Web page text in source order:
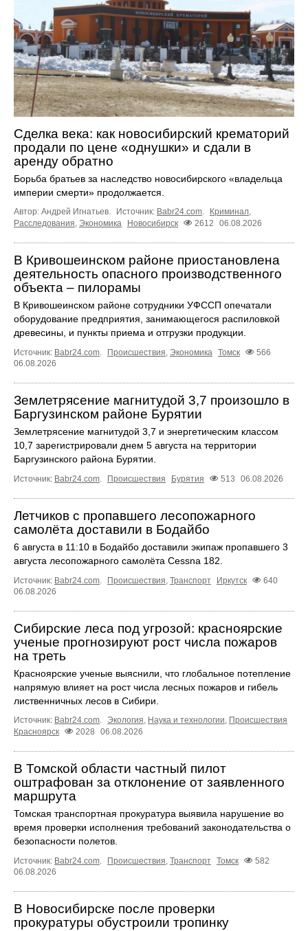
Сделка века: как новосибирский крематорий
продали по цене «однушки» и сдали в
аренду обратно
Борьба братьев за наследство новосибирского «владельца
империи смерти» продолжается.
Автор: Андрей Игнатьев. Источник: Babr24.com Криминал
Расследования Экономика Новосибирск 2612 06.08.2026
В Кривошеинском районе приостановлена
деятельность опасного производственного
объекта – пилорамы
В Кривошеинском районе сотрудники УФССП опечатали
оборудование предприятия, занимающегося распиловкой
древесины, и пункты приема и отгрузки продукции.
Источник: Babr24.com Происшествия Экономика Томск
566
06.08.2026
Землетрясение магнитудой 3,7 произошло в
Баргузинском районе Бурятии
Землетрясение магнитудой 3,7 и энергетическим классом
10,7 зарегистрировали днем 5 августа на территории
Баргузинского района Бурятии.
Источник: Babr24.com. Происшествия Бурятия 513 06.08.2026
Летчиков с пропавшего лесопожарного
самолёта доставили в Бодайбо
6 августа в 11:10 в Бодайбо доставили экипаж пропавшего 3
августа лесопожарного самолёта Cessna 182.
Источник: Babr24.com. Происшествия, Транспорт Иркутск
640
06.08.2026
Сибирские леса под угрозой: красноярские
ученые прогнозируют рост числа пожаров
на треть
Красноярские ученые выяснили, что глобальное потепление
напрямую влияет на рост числа лесных пожаров и гибель
лиственничных лесов в Сибири.
Источник: Babr24.com. Экология, Наука и технологии, Происшествия
Красноярск
2028 06.08.2026
В Томской области частный пилот
оштрафован за отклонение от заявленного
маршрута
Томская транспортная прокуратура выявила нарушение во
время проверки исполнения требований законодательства о
безопасности полетов.
Источник: Babr24.com. Происшествия, Транспорт Томск
582
06.08.2026
В Новосибирске после проверки
прокуратуры обустроили тропинку